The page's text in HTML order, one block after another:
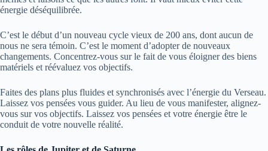
énergie déséquilibrée.
C’est le début d’un nouveau cycle vieux de 200 ans, dont aucun de
nous ne sera témoin. C’est le moment d’adopter de nouveaux
changements. Concentrez-vous sur le fait de vous éloigner des biens
matériels et réévaluez vos objectifs.
Faites des plans plus fluides et synchronisés avec l’énergie du Verseau.
Laissez vos pensées vous guider. Au lieu de vous manifester, alignez-
vous sur vos objectifs. Laissez vos pensées et votre énergie être le
conduit de votre nouvelle réalité.